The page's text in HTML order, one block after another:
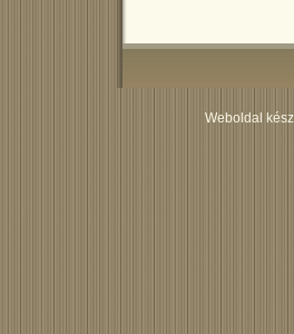
Weboldal